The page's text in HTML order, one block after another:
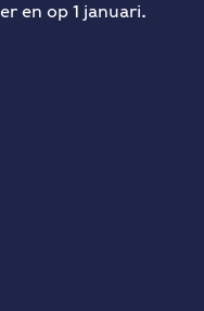
en op 1 januari.